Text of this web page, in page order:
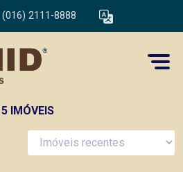
(016) 2111-8888
5 IMÓVEIS